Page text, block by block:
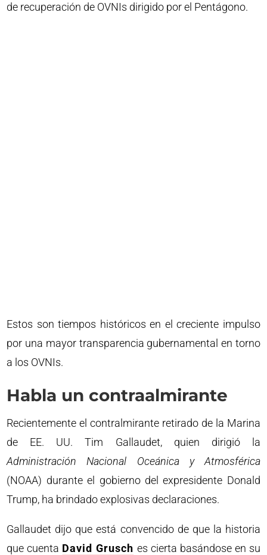
de recuperación de OVNIs dirigido por el Pentágono.
Estos son tiempos históricos en el creciente impulso
por una mayor transparencia gubernamental en torno
a los OVNIs.
Habla un contraalmirante
Recientemente el contralmirante retirado de la Marina
de EE. UU. Tim Gallaudet, quien dirigió la
Administración Nacional Oceánica y Atmosférica
(NOAA) durante el gobierno del expresidente Donald
Trump, ha brindado explosivas declaraciones.
Gallaudet dijo que está convencido de que la historia
que cuenta David Grusch es cierta basándose en su